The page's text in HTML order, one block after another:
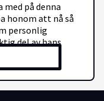
med på denna
honom att nå så
personlig
del av hans
Vi söker
honom både
ökad funktion och